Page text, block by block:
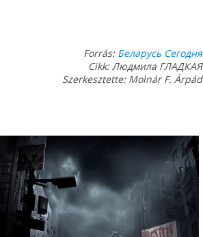
Forrás: Беларусь Сегодня
Cikk: Людмила ГЛАДКАЯ
Szerkesztette: Molnár F. Árpád